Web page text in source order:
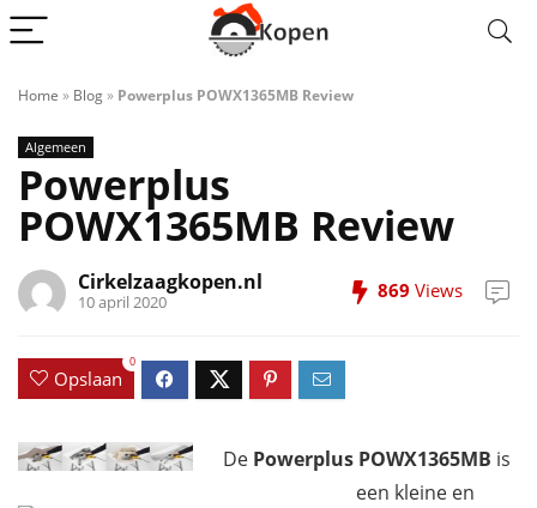
Home » Blog» Powerplus POWX1365MB Review
Algemeen
Powerplus
POWX1365MB Review
Cirkelzaagkopen.nl
10 april 2020 869 Views
Opslaan
0
De Powerplus POWX1365MB is
een kleine en